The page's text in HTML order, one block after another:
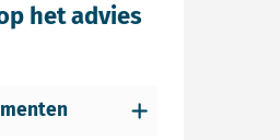
het advies